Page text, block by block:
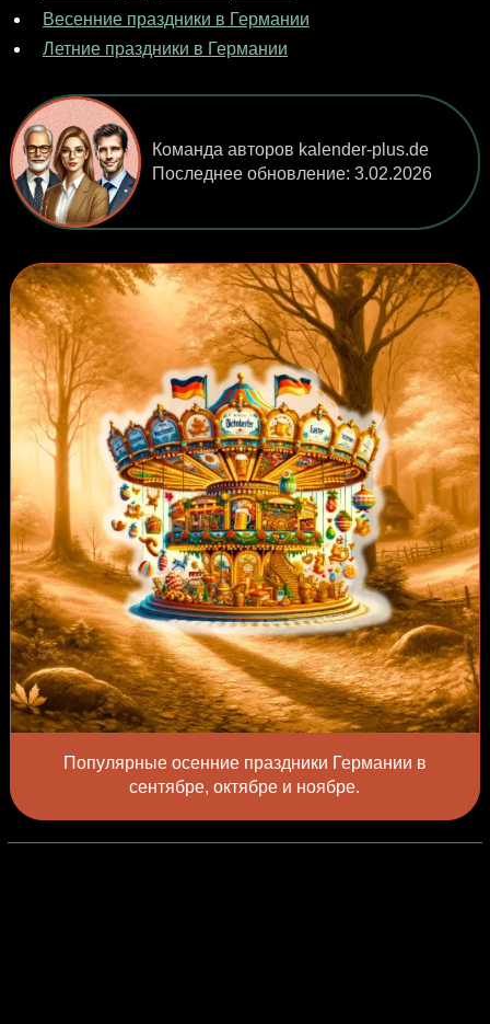
Весенние праздники в Германии
Летние праздники в Германии
Команда авторов kalender-plus.de
Последнее обновление: 3.02.2026
Популярные осенние праздники Германии в
сентябре, октябре и ноябре.